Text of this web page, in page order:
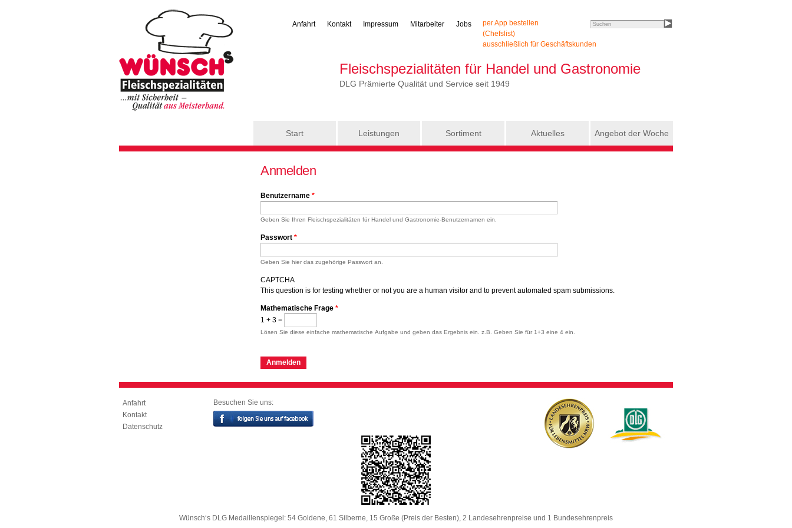
per App bestellen
(Chefslist)
ausschließlich für Geschäftskunden
Anfahrt Kontakt Impressum Mitarbeiter Jobs Search this site
Fleischspezialitäten für Handel und Gastronomie
DLG Prämierte Qualität und Service seit 1949
Start Leistungen Sortiment Aktuelles Angebot der Woche
Anmelden
Benutzername *
Geben Sie Ihren Fleischspezialitäten für Handel und Gastronomie-Benutzernamen ein.
Passwort *
Geben Sie hier das zugehörige Passwort an.
CAPTCHA
This question is for testing whether or not you are a human visitor and to prevent automated spam submissions.
Mathematische Frage *
1 + 3 =
Lösen Sie diese einfache mathematische Aufgabe und geben das Ergebnis ein. z.B. Geben Sie für 1+3 eine 4 ein.
Anfahrt
Kontakt
Datenschutz
Besuchen Sie uns:
Wünsch‘s DLG Medaillenspiegel: 54 Goldene, 61 Silberne, 15 Große (Preis der Besten), 2 Landesehrenpreise und 1 Bundesehrenpreis